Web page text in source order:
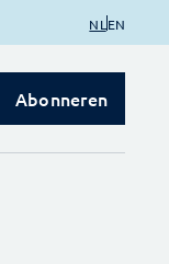
NL EN
Abonneren